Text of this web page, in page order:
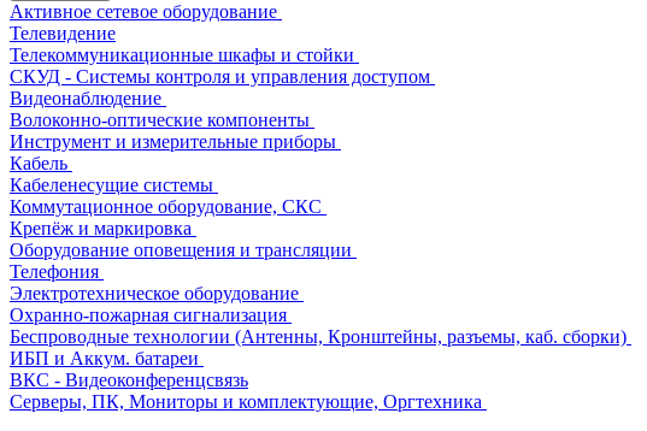
Активное сетевое оборудование
Телевидение
Телекоммуникационные шкафы и стойки
СКУД - Системы контроля и управления доступом
Видеонаблюдение
Волоконно-оптические компоненты
Инструмент и измерительные приборы
Кабель
Кабеленесущие системы
Коммутационное оборудование, СКС
Крепёж и маркировка
Оборудование оповещения и трансляции
Телефония
Электротехническое оборудование
Охранно-пожарная сигнализация
Беспроводные технологии (Антенны, Кронштейны, разъемы, каб. сборки)
ИБП и Аккум. батареи
ВКС - Видеоконференцсвязь
Серверы, ПК, Мониторы и комплектующие, Оргтехника